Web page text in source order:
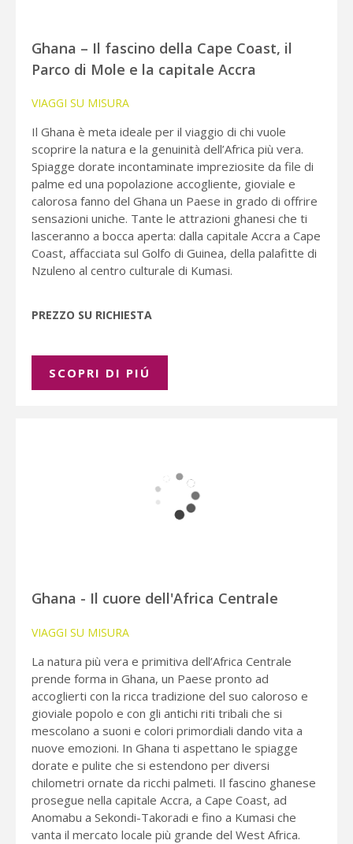
Ghana – Il fascino della Cape Coast, il
Parco di Mole e la capitale Accra
VIAGGI SU MISURA
Il Ghana è meta ideale per il viaggio di chi vuole
scoprire la natura e la genuinità dell’Africa più vera.
Spiagge dorate incontaminate impreziosite da file di
palme ed una popolazione accogliente, gioviale e
calorosa fanno del Ghana un Paese in grado di offrire
sensazioni uniche. Tante le attrazioni ghanesi che ti
lasceranno a bocca aperta: dalla capitale Accra a Cape
Coast, affacciata sul Golfo di Guinea, della palafitte di
Nzuleno al centro culturale di Kumasi.
PREZZO SU RICHIESTA
SCOPRI DI PIÚ
Ghana - Il cuore dell'Africa Centrale
VIAGGI SU MISURA
La natura più vera e primitiva dell’Africa Centrale
prende forma in Ghana, un Paese pronto ad
accoglierti con la ricca tradizione del suo caloroso e
gioviale popolo e con gli antichi riti tribali che si
mescolano a suoni e colori primordiali dando vita a
nuove emozioni. In Ghana ti aspettano le spiagge
dorate e pulite che si estendono per diversi
chilometri ornate da ricchi palmeti. Il fascino ghanese
prosegue nella capitale Accra, a Cape Coast, ad
Anomabu a Sekondi-Takoradi e fino a Kumasi che
vanta il mercato locale più grande del West Africa.